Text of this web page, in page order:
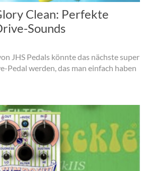
Clean: Perfekte
Sounds
JHS Pedals könnte das nächste super
Pedal werden, das man einfach haben